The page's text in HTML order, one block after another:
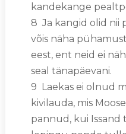
kandekange
8 Ja kangid olid nii
võis näha
eest, ent neid ei
seal tänapäevani.
9 Laekas ei olnud
kivilauda, mis
pannud, kui Issand